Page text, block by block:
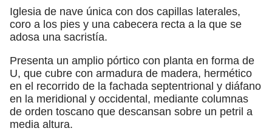
Iglesia de nave única con dos capillas laterales,
coro a los pies y una cabecera recta a la que se
adosa una sacristía.
Presenta un amplio pórtico con planta en forma de
U, que cubre con armadura de madera, hermético
en el recorrido de la fachada septentrional y diáfano
en la meridional y occidental, mediante columnas
de orden toscano que descansan sobre un petril a
media altura.